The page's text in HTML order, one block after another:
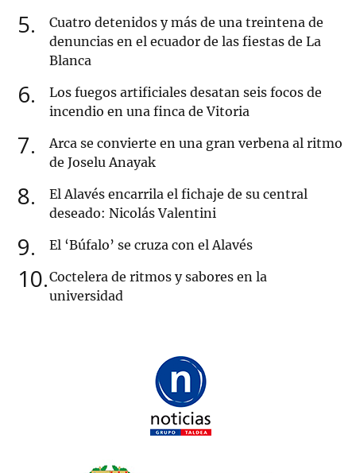
5
Cuatro detenidos y más de una treintena de
denuncias en el ecuador de las fiestas de La
Blanca
6
Los fuegos artificiales desatan seis focos de
incendio en una finca de Vitoria
7
Arca se convierte en una gran verbena al ritmo
de Joselu Anayak
8
El Alavés encarrila el fichaje de su central
deseado: Nicolás Valentini
9 El ‘Búfalo’ se cruza con el Alavés
10 Coctelera de ritmos y sabores en la
universidad